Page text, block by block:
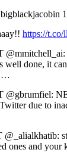
https://
well done, it
@gbrumfiel:
due to
@_alialkhatib:
ones and your